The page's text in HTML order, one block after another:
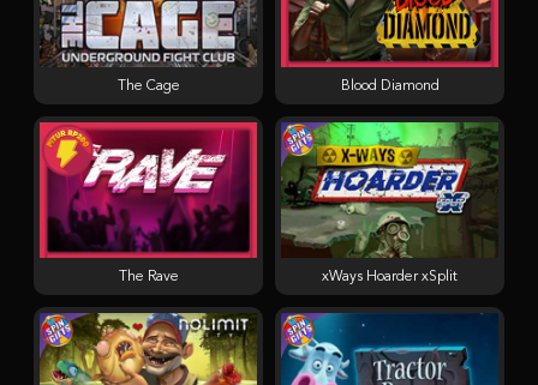
Blood Diamond
The Cage
xWays Hoarder xSplit
The Rave